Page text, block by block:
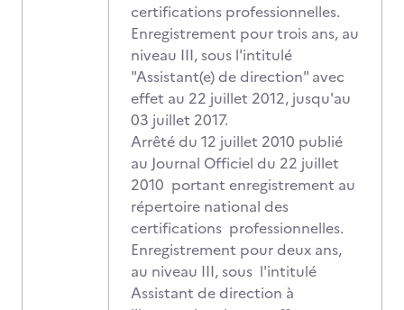
certifications professionnelles.
Enregistrement pour trois ans, au
niveau III, sous l'intitulé
"Assistant(e) de direction" avec
effet au 22 juillet 2012, jusqu'au
03 juillet 2017.
Arrêté du 12 juillet 2010 publié
au Journal Officiel du 22 juillet
2010 portant enregistrement au
répertoire national des
certifications professionnelles.
Enregistrement pour deux ans,
au niveau III, sous l'intitulé
Assistant de direction à